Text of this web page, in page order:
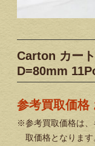
Carton カー
D=80mm
参考買取価格
※参考買取価格は、
取価格となります